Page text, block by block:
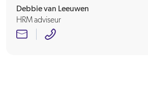
Debbie van Leeuwen
HRM adviseur